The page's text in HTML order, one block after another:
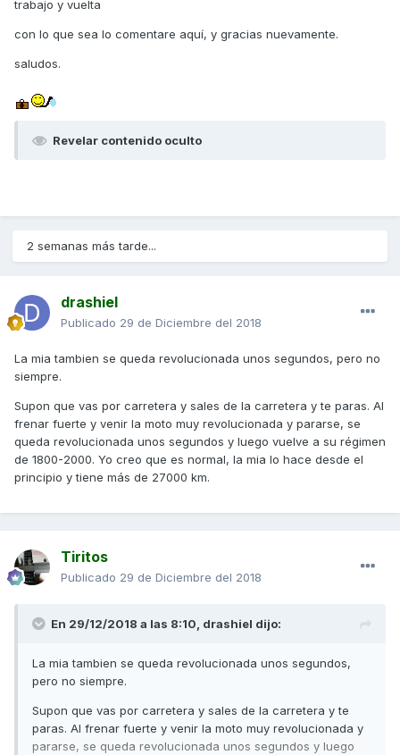
trabajo y vuelta
con lo que sea lo comentare aquí, y gracias nuevamente.
saludos.
Revelar contenido oculto
2 semanas más tarde...
drashiel
Publicado 29 de Diciembre del 2018
La mia tambien se queda revolucionada unos segundos, pero no
siempre.
Supon que vas por carretera y sales de la carretera y te paras. Al
frenar fuerte y venir la moto muy revolucionada y pararse, se
queda revolucionada unos segundos y luego vuelve a su régimen
de 1800-2000. Yo creo que es normal, la mia lo hace desde el
principio y tiene más de 27000 km.
Tiritos
Publicado 29 de Diciembre del 2018
En 29/12/2018 a las 8:10, drashiel dijo:
La mia tambien se queda revolucionada unos segundos,
pero no siempre.
Supon que vas por carretera y sales de la carretera y te
paras. Al frenar fuerte y venir la moto muy revolucionada y
pararse, se queda revolucionada unos segundos y luego